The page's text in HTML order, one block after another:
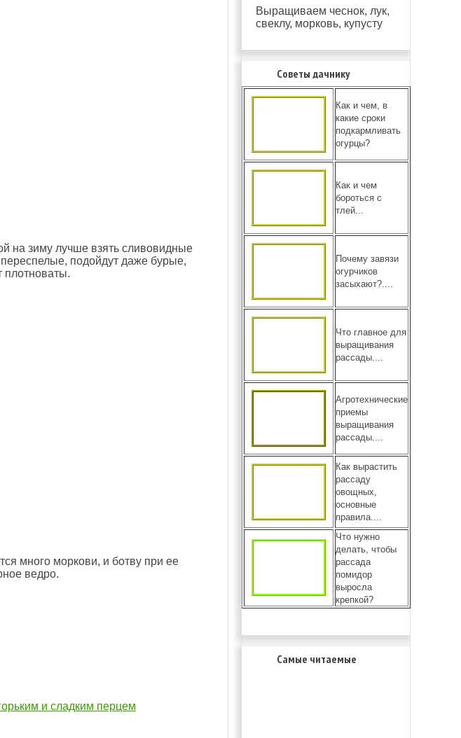
на зиму лучше взять сливовидные
подойдут даже бурые,
плотноваты.
много моркови, и ботву при ее
ведро.
и сладким перцем
Выращиваем чеснок, лук,
свеклу, морковь, купусту
Советы дачнику
Как и чем, в
какие сроки
подкармливать
огурцы?
Как и чем
бороться с
тлей...
Почему завязи
огурчиков
засыхают?....
Что главное для
выращивания
рассады....
Агротехнические
приемы
выращивания
рассады....
Как вырастить
рассаду
овощных,
основные
правила....
Что нужно
делать, чтобы
рассада
помидор
выросла
крепкой?
Самые читаемые